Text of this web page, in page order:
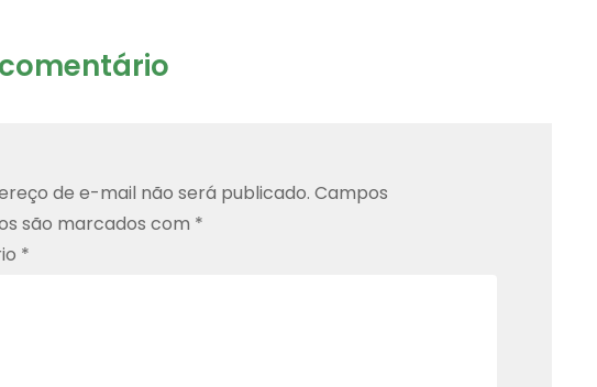
de e-mail não será publicado. Campos
são marcados com *
*